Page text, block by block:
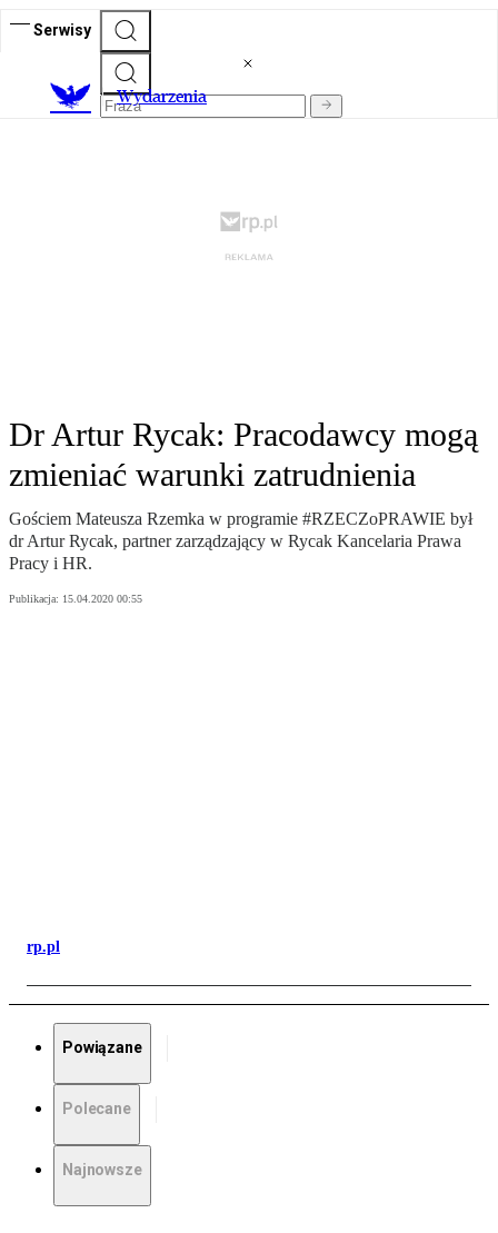
Serwisy
Wydarzenia
Dr Artur Rycak: Pracodawcy mogą
zmieniać warunki zatrudnienia
Gościem Mateusza Rzemka w programie #RZECZoPRAWIE był
dr Artur Rycak, partner zarządzający w Rycak Kancelaria Prawa
Pracy i HR.
Publikacja: 15.04.2020 00:55
rp.pl
Powiązane
Polecane
Najnowsze